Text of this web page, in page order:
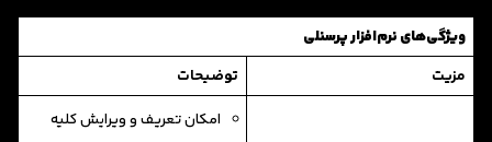
ویژگی‌های نرم‌افزار پرسنلی
مزیت
توضیحات
امكان تعریف و ویرایش کلیه